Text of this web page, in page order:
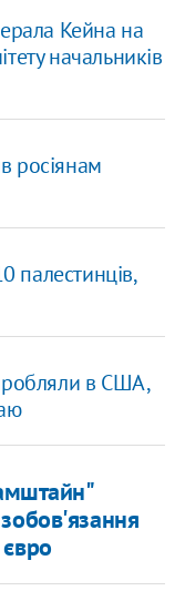
Кейна на
начальників
росіянам
палестинців,
в США,